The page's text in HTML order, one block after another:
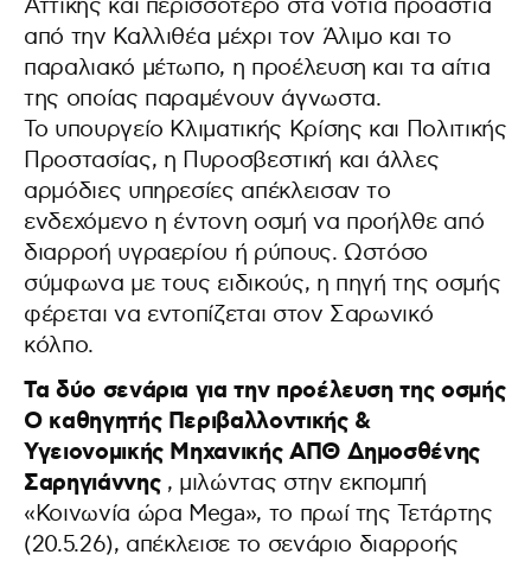
Αττικής και περισσότερο στα νότια προάστια
από την Καλλιθέα μέχρι τον Άλιμο και το
παραλιακό μέτωπο, η προέλευση και τα αίτια
της οποίας παραμένουν άγνωστα.
Το υπουργείο Κλιματικής Κρίσης και Πολιτικής
Προστασίας, η Πυροσβεστική και άλλες
αρμόδιες υπηρεσίες απέκλεισαν το
ενδεχόμενο η έντονη οσμή να προήλθε από
διαρροή υγραερίου ή ρύπους. Ωστόσο
σύμφωνα με τους ειδικούς, η πηγή της οσμής
φέρεται να εντοπίζεται στον Σαρωνικό
κόλπο.
Τα δύο σενάρια για την προέλευση της οσμής
Ο καθηγητής Περιβαλλοντικής &
Υγειονομικής Μηχανικής ΑΠΘ Δημοσθένης
Σαρηγιάννης, μιλώντας στην εκπομπή
«Κοινωνία ώρα Mega», το πρωί της Τετάρτης
(20.5.26), απέκλεισε το σενάριο διαρροής